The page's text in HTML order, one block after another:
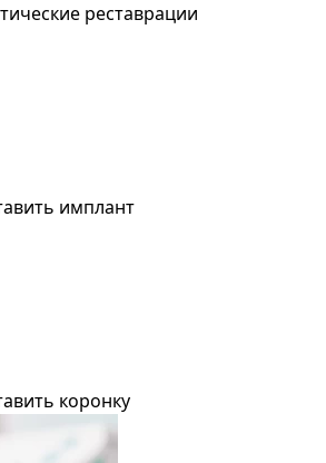
реставрации
имплант
коронку